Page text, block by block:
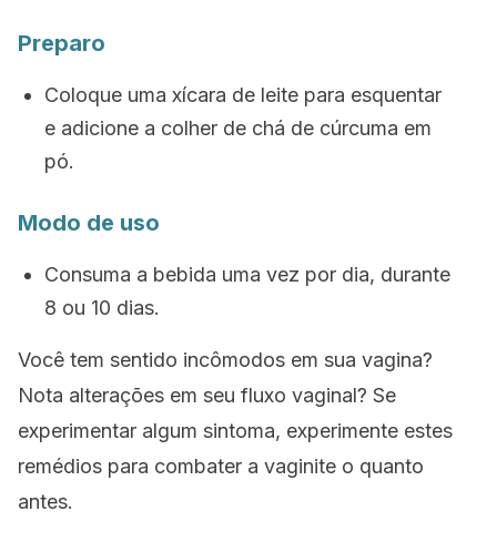
Preparo
Coloque uma xícara de leite para esquentar
e adicione a colher de chá de cúrcuma em
pó.
Modo de uso
Consuma a bebida uma vez por dia, durante
8 ou 10 dias.
Você tem sentido incômodos em sua vagina?
Nota alterações em seu fluxo vaginal? Se
experimentar algum sintoma, experimente estes
remédios para combater a vaginite o quanto
antes.